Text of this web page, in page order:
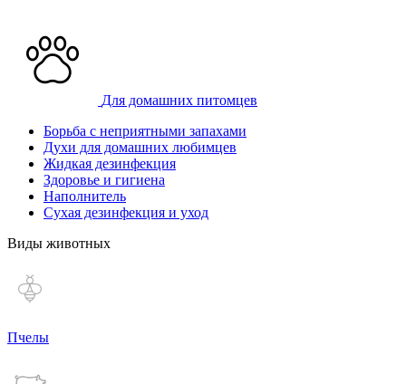
Для домашних питомцев
Борьба с неприятными запахами
Духи для домашних любимцев
Жидкая дезинфекция
Здоровье и гигиена
Наполнитель
Сухая дезинфекция и уход
Виды животных
Пчелы